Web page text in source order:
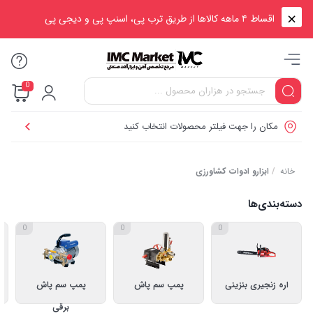
اقساط ۴ ماهه کالاها از طریق ترب پی، اسنپ پی و دیجی پی
0
مکان را جهت فیلتر محصولات انتخاب کنید
خانه / ابزارو ادوات کشاورزی
دسته‌بندی‌ها
اره زنجیری بنزینی
0
پمپ سم پاش
0
پمپ سم پاش
برقی
0